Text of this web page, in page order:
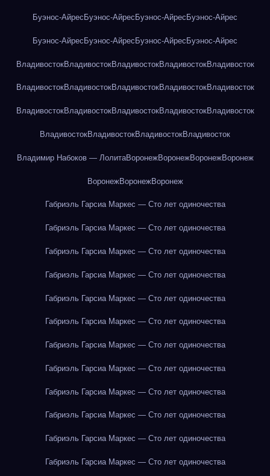
Буэнос-Айрес Буэнос-Айрес Буэнос-Айрес Буэнос-Айрес
Буэнос-Айрес Буэнос-Айрес Буэнос-Айрес Буэнос-Айрес
ВладивостокВладивостокВладивостокВладивостокВладивосток
ВладивостокВладивостокВладивостокВладивостокВладивосток
ВладивостокВладивостокВладивостокВладивостокВладивосток
ВладивостокВладивостокВладивостокВладивосток
Владимир Набоков — ЛолитаВоронежВоронежВоронежВоронеж
ВоронежВоронежВоронеж
Габриэль Гарсиа Маркес — Сто лет одиночества
Габриэль Гарсиа Маркес — Сто лет одиночества
Габриэль Гарсиа Маркес — Сто лет одиночества
Габриэль Гарсиа Маркес — Сто лет одиночества
Габриэль Гарсиа Маркес — Сто лет одиночества
Габриэль Гарсиа Маркес — Сто лет одиночества
Габриэль Гарсиа Маркес — Сто лет одиночества
Габриэль Гарсиа Маркес — Сто лет одиночества
Габриэль Гарсиа Маркес — Сто лет одиночества
Габриэль Гарсиа Маркес — Сто лет одиночества
Габриэль Гарсиа Маркес — Сто лет одиночества
Габриэль Гарсиа Маркес — Сто лет одиночества